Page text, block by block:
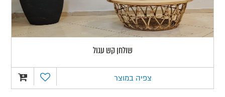
שולחן קש עגול
צפיה במוצר